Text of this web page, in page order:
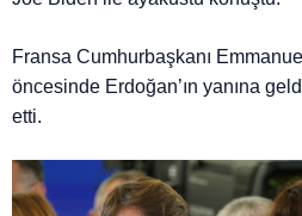
Fransa Cumhurbaşkanı
öncesinde Erdoğan’ın yanına
etti.